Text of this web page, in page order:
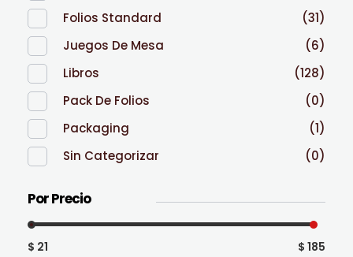
Folios Standard
(31)
Juegos De Mesa
(6)
Libros
(128)
Pack De Folios
(0)
Packaging
(1)
Sin Categorizar
(0)
Por Precio
$ 21 $ 185